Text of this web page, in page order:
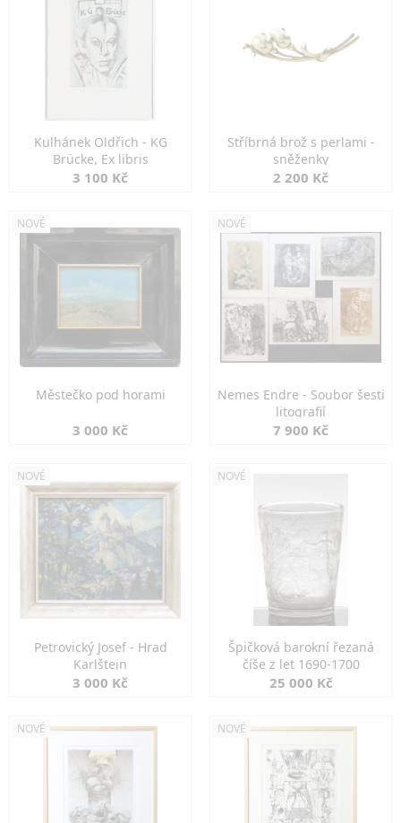
Kulhánek Oldřich - KG
Brücke, Ex libris
3 100 Kč
Stříbrná brož s perlami -
sněženky
2 200 Kč
NOVÉ
Městečko pod horami
3 000 Kč
NOVÉ
Nemes Endre - Soubor šesti
litografií
7 900 Kč
NOVÉ
Petrovický Josef - Hrad
Karlštejn
3 000 Kč
NOVÉ
Špičková barokní řezaná
číše z let 1690-1700
25 000 Kč
NOVÉ NOVÉ